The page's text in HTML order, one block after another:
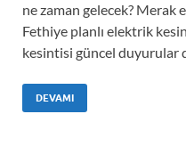
ne zaman gelecek? Merak
Fethiye planlı elektrik
kesintisi güncel duyurular
DEVAMI